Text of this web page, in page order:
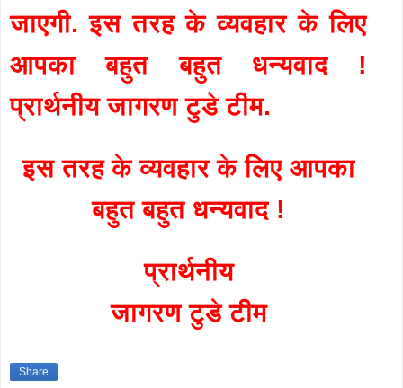
जाएगी. इस तरह के व्यवहार के लिए
आपका बहुत बहुत धन्यवाद !
प्रार्थनीय जागरण टुडे टीम.
इस तरह के व्यवहार के लिए आपका
बहुत बहुत धन्यवाद !
प्रार्थनीय
जागरण टुडे टीम
Share